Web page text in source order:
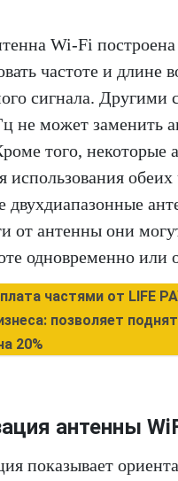
Wi-Fi
частоте и длине
сигнала. Другими
не может заменить
того, некоторые
использования обеих
двухдиапазонные
от антенны они
одновременно или
частями от LIFE
позволяет
20%
антенны
показывает